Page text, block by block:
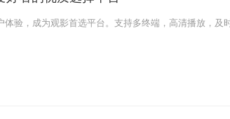
验，成为观影首选平台。支持多终端，高清播放，及